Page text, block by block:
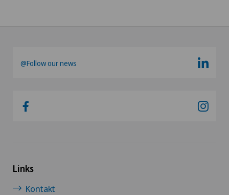
@Follow our news
Links
Kontakt